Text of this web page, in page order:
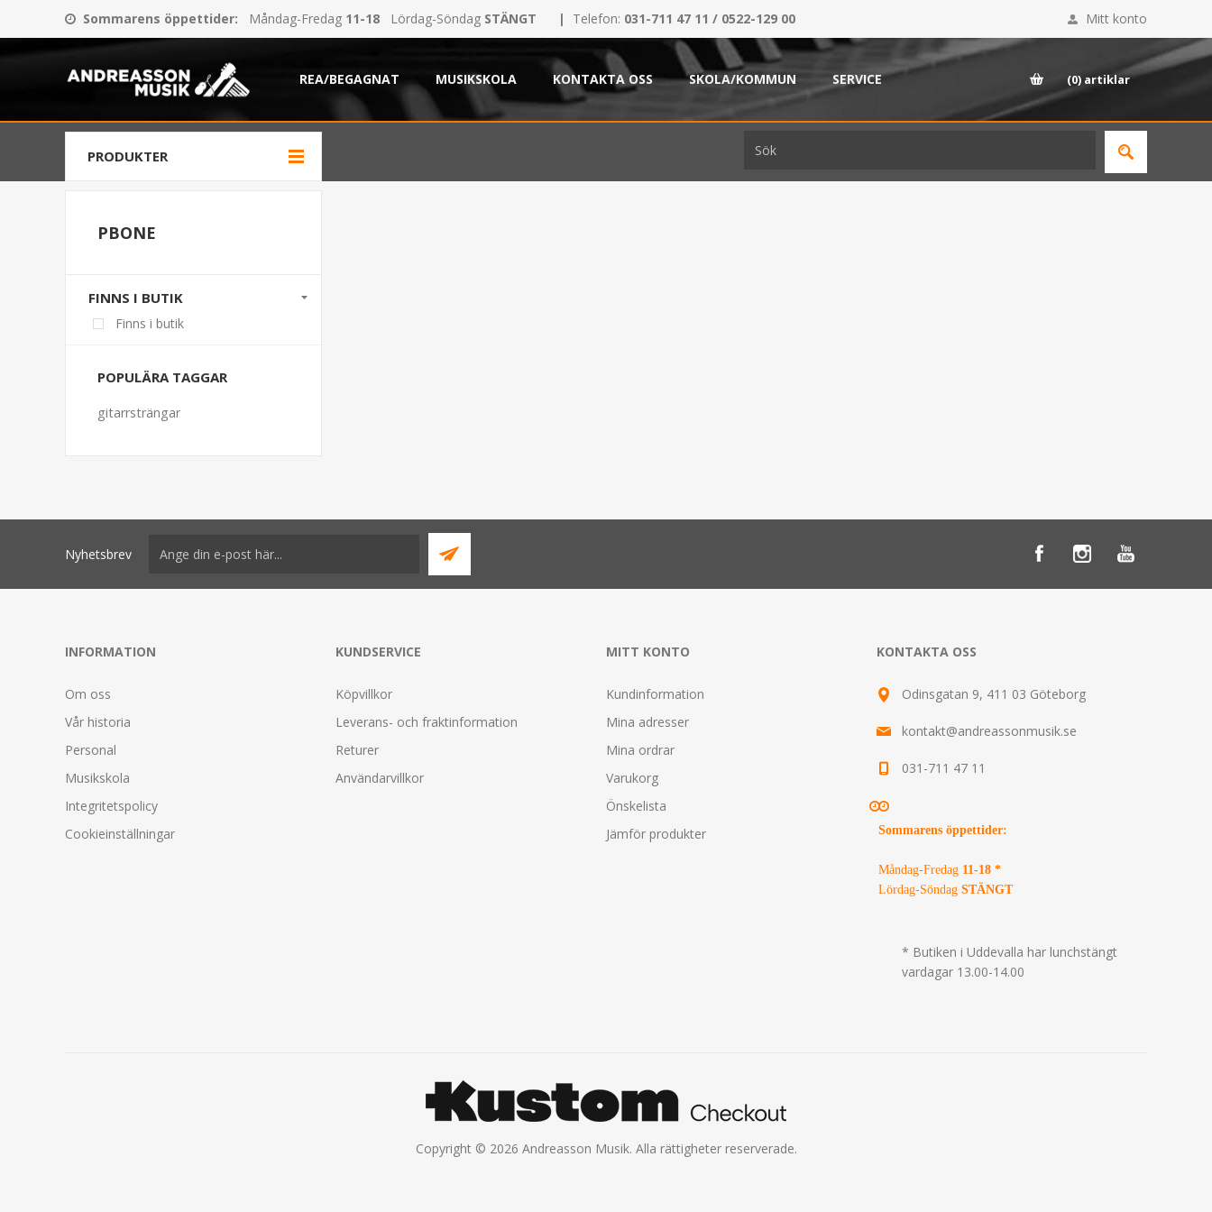
Sommarens öppettider: Måndag-Fredag 11-18 Lördag-Söndag STÄNGT | Telefon: 031-711 47 11 / 0522-129 00 Mitt konto
REA/BEGAGNAT MUSIKSKOLA KONTAKTA OSS SKOLA/KOMMUN SERVICE (0) artiklar
PRODUKTER
PBONE
FINNS I BUTIK
Finns i butik
POPULÄRA TAGGAR
gitarrsträngar
Nyhetsbrev
INFORMATION
Om oss
Vår historia
Personal
Musikskola
Integritetspolicy
Cookieinställningar
KUNDSERVICE
Köpvillkor
Leverans- och fraktinformation
Returer
Användarvillkor
MITT KONTO
Kundinformation
Mina adresser
Mina ordrar
Varukorg
Önskelista
Jämför produkter
KONTAKTA OSS
Odinsgatan 9, 411 03 Göteborg
kontakt@andreassonmusik.se
031-711 47 11
Sommarens öppettider:
Måndag-Fredag 11-18 *
Lördag-Söndag STÄNGT
* Butiken i Uddevalla har lunchstängt
vardagar 13.00-14.00
Copyright © 2026 Andreasson Musik. Alla rättigheter reserverade.